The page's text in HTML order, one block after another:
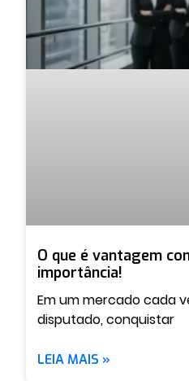
O que é vantagem
importância!
Em um mercado cada
disputado, conquistar
LEIA MAIS »